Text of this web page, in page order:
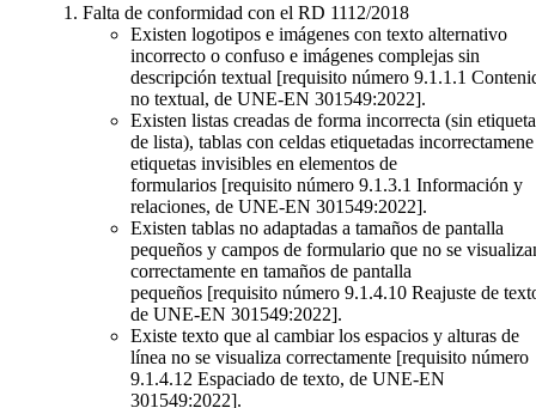
Falta de conformidad con el RD 1112/2018
Existen logotipos e imágenes con texto alternativo
incorrecto o confuso e imágenes complejas sin
descripción textual [requisito número 9.1.1.1
no textual, de UNE-EN 301549:2022].
Existen listas creadas de forma incorrecta (sin etiqueta
de lista), tablas con celdas etiquetadas
etiquetas invisibles en elementos de
formularios [requisito número 9.1.3.1 Información y
relaciones, de UNE-EN 301549:2022].
Existen tablas no adaptadas a tamaños de pantalla
pequeños y campos de formulario que no se
correctamente en tamaños de pantalla
pequeños [requisito número 9.1.4.10 Reajuste de
de UNE-EN 301549:2022].
Existe texto que al cambiar los espacios y alturas de
línea no se visualiza correctamente [requisito número
9.1.4.12 Espaciado de texto, de UNE-EN
301549:2022].